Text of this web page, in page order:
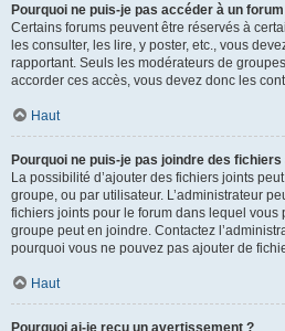
Pourquoi ne puis-je pas accéder à un
Certains forums peuvent être réservés à
les consulter, les lire, y poster, etc., vous
rapportant. Seuls les modérateurs de
accorder ces accès, vous devez donc les
Haut
Pourquoi ne puis-je pas joindre des
La possibilité d’ajouter des fichiers joints
groupe, ou par utilisateur. L’administrateur
fichiers joints pour le forum dans lequel vous
groupe peut en joindre. Contactez
pourquoi vous ne pouvez pas ajouter de
Haut
Pourquoi ai-je reçu un avertissement ?